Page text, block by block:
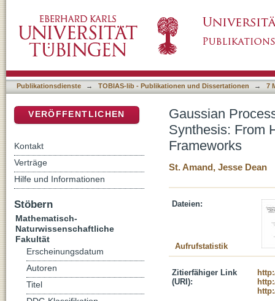
Models to Mixture-of-Experts Frameworks
Publikationsdienste → TOBIAS-lib - Publikationen und Dissertationen → 7
Gaussian
Synthesis: From
Frameworks
St. Amand, Jesse Dean
Dateien:
Aufrufstatistik
Zitierfähiger Link
(URI):
VERÖFFENTLICHEN
Kontakt
Verträge
Hilfe und Informationen
Stöbern
Mathematisch-
Naturwissenschaftliche
Fakultät
Erscheinungsdatum
Autoren
Titel